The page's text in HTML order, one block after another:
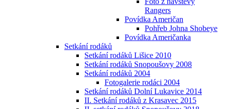
Rangers
Povídka Američan
Pohřeb Johna Shobeye
Povídka Američanka
Setkání rodáků
Setkání rodáků Lišice 2010
Setkání rodáků Snopoušovy 2008
Setkání rodáků 2004
Fotogalerie rodáci 2004
Setkání rodáků Dolní Lukavice 2014
II. Setkání rodáků z Krasavec 2015